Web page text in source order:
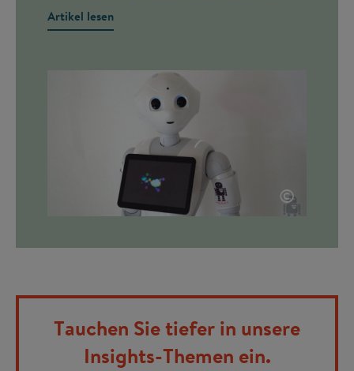
Artikel lesen
©
Tauchen Sie tiefer in unsere
Insights-Themen ein.